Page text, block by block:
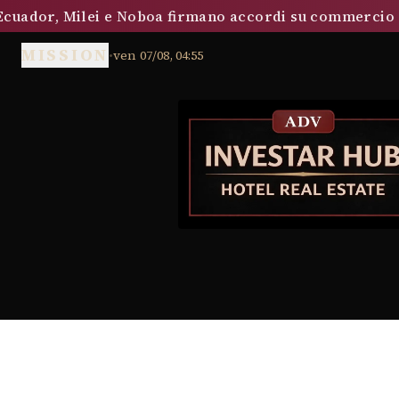
Milei e Noboa firmano accordi su commercio e
MISSION •ven 07/08, 04:55